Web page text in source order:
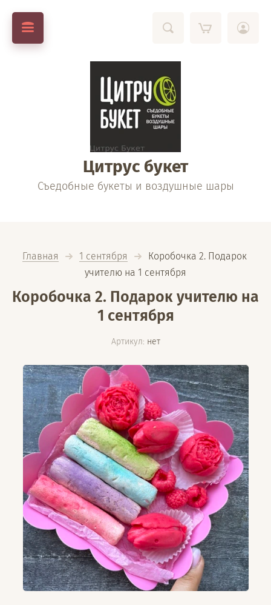
Цитрус букет
Съедобные букеты и воздушные шары
Главная 1 сентября
  Коробочка 2. Подарок
учителю на 1 сентября
Коробочка 2. Подарок учителю на
1 сентября
Артикул: нет